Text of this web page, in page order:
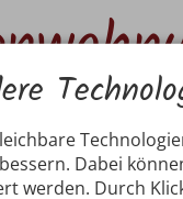
Dabei
werden. Durch